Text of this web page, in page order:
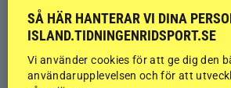
SÅ HÄR HANTERAR VI DINA
ISLAND.TIDNINGENRIDSPORT.SE
Vi använder cookies för att ge dig den
användarupplevelsen och för att